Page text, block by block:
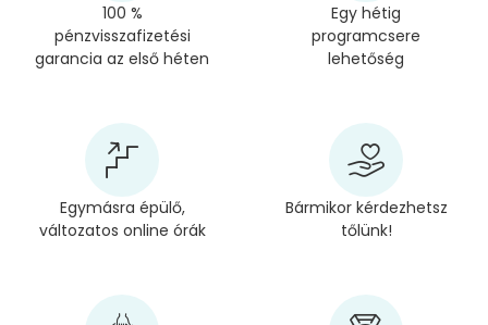
100 %
pénzvisszafizetési
garancia az első héten
Egy hétig
programcsere
lehetőség
Egymásra épülő,
változatos online órák
Bármikor kérdezhetsz
tőlünk!